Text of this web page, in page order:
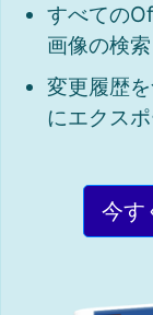
すべての
画像の検
変更履歴
にエクス
今す